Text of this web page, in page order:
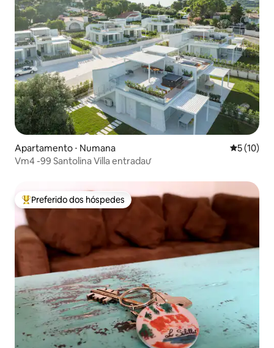
Apartamento ⋅ Numana 5 de uma
5 (10)
Vm4 -99 Santolina Villa entradaư
Entre os melhores preferidos dos hóspedes
Preferido dos hóspedes